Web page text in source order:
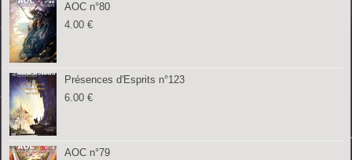
AOC n°80
4.00€
Présences d'Esprits n°123
6.00€
AOC n°79